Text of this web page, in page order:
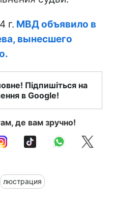
г. МВД объявило в
вынесшего
Підпишіться на
в Google!
де вам зручно!
люстрация